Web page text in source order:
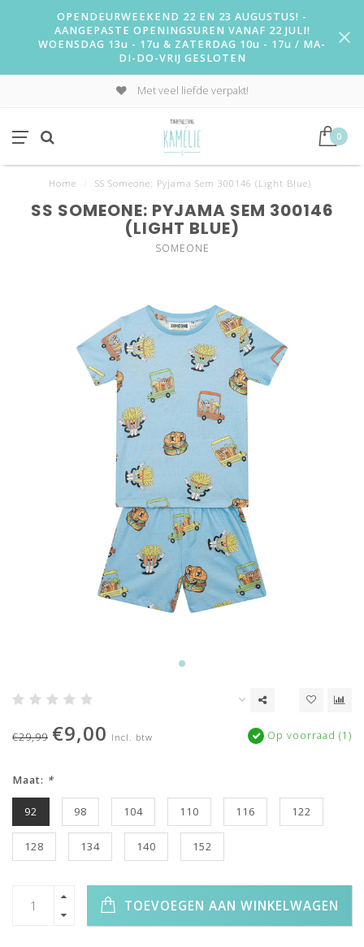
OPENDEURWEEKEND 22 EN 23 AUGUSTUS! -
AANGEPASTE OPENINGSUREN VANAF 22 JULI!
WOENSDAG 13u - 17u & ZATERDAG 10u - 17u / MA-
DI-DO-VRIJ GESLOTEN
Met veel liefde verpakt!
0
Home SS Someone: Pyjama Sem 300146 (Light Blue)
SS SOMEONE: PYJAMA SEM 300146
(LIGHT BLUE)
SOMEONE
€29,99 €9,00 Incl. btw Op voorraad (1)
Maat: *
92 98 104 110 116 122
128 134 140 152
TOEVOEGEN AAN WINKELWAGEN